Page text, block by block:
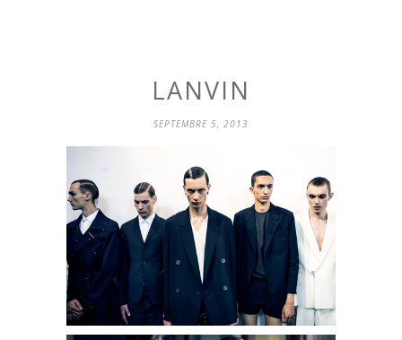
LANVIN
SEPTEMBRE 5, 2013